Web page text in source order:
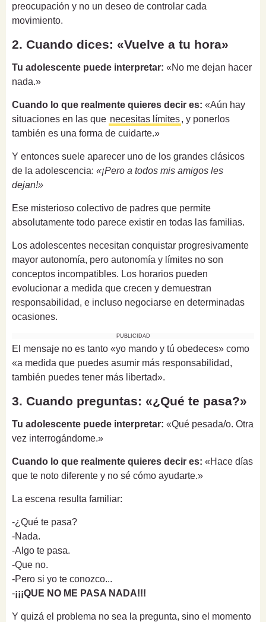
preocupación y no un deseo de controlar cada
movimiento.
2. Cuando dices: «Vuelve a tu hora»
Tu adolescente puede interpretar: «No me dejan hacer
nada.»
Cuando lo que realmente quieres decir es: «Aún hay
situaciones en las que necesitas límites, y ponerlos
también es una forma de cuidarte.»
Y entonces suele aparecer uno de los grandes clásicos
de la adolescencia: «¡Pero a todos mis amigos les
dejan!»
Ese misterioso colectivo de padres que permite
absolutamente todo parece existir en todas las familias.
Los adolescentes necesitan conquistar progresivamente
mayor autonomía, pero autonomía y límites no son
conceptos incompatibles. Los horarios pueden
evolucionar a medida que crecen y demuestran
responsabilidad, e incluso negociarse en determinadas
ocasiones.
PUBLICIDAD
El mensaje no es tanto «yo mando y tú obedeces» como
«a medida que puedes asumir más responsabilidad,
también puedes tener más libertad».
3. Cuando preguntas: «¿Qué te pasa?»
Tu adolescente puede interpretar: «Qué pesada/o. Otra
vez interrogándome.»
Cuando lo que realmente quieres decir es: «Hace días
que te noto diferente y no sé cómo ayudarte.»
La escena resulta familiar:
-¿Qué te pasa?
-Nada.
-Algo te pasa.
-Que no.
-Pero si yo te conozco...
-¡¡¡QUE NO ME PASA NADA!!!
Y quizá el problema no sea la pregunta, sino el momento